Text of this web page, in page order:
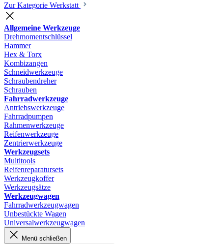
Zur Kategorie Werkstatt
Allgemeine Werkzeuge
Drehmomentschlüssel
Hammer
Hex & Torx
Kombizangen
Schneidwerkzeuge
Schraubendreher
Schrauben
Fahrradwerkzeuge
Antriebswerkzeuge
Fahrradpumpen
Rahmenwerkzeuge
Reifenwerkzeuge
Zentrierwerkzeuge
Werkzeugsets
Multitools
Reifenreparatursets
Werkzeugkoffer
Werkzeugsätze
Werkzeugwagen
Fahrradwerkzeugwagen
Unbestückte Wagen
Universalwerkzeugwagen
Menü schließen